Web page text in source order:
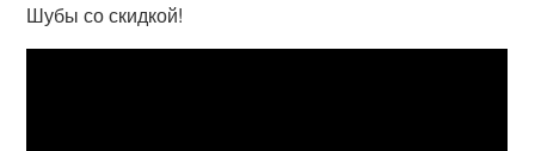
Шубы со скидкой!